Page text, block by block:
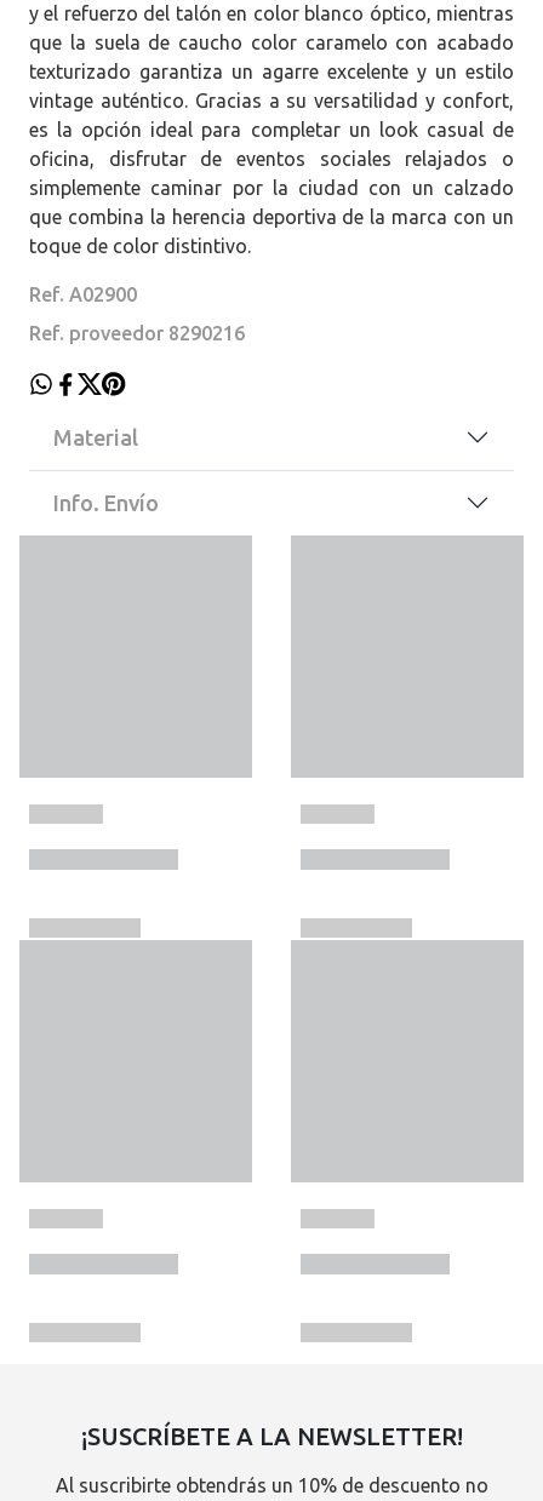
y el refuerzo del talón en color blanco óptico, mientras
que la suela de caucho color caramelo con acabado
texturizado garantiza un agarre excelente y un estilo
vintage auténtico. Gracias a su versatilidad y confort,
es la opción ideal para completar un look casual de
oficina, disfrutar de eventos sociales relajados o
simplemente caminar por la ciudad con un calzado
que combina la herencia deportiva de la marca con un
toque de color distintivo.
Ref. A02900
Ref. proveedor 8290216
Material
Info. Envío
¡SUSCRÍBETE A LA NEWSLETTER!
Al suscribirte obtendrás un 10% de descuento no